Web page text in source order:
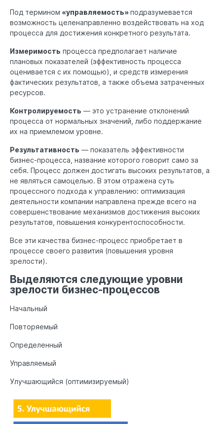
Под термином «управляемость»подразумевается
возможность целенаправленно воздействовать на ход
процесса для достижения конкретного результата.
Измеримость процесса предполагает наличие
плановых показателей (эффективность процесса
оценивается с их помощью), и средств измерения
фактических результатов, а также объема затраченных
ресурсов.
Контролируемость — это устранение отклонений
процесса от нормальных значений, либо поддержание
их на приемлемом уровне.
Результативность — показатель эффективности
бизнес-процесса, название которого говорит само за
себя. Процесс должен достигать высоких результатов, а
не являться самоцелью. В этом отражена суть
процессного подхода к управлению: оптимизация
деятельности компании направлена прежде всего на
совершенствование механизмов достижения высоких
результатов, повышения конкурентоспособности.
Все эти качества бизнес-процесс приобретает в
процессе своего развития (повышения уровня
зрелости).
Выделяются следующие уровни
зрелости бизнес-процессов
Начальный
Повторяемый
Определенный
Управляемый
Улучшающийся (оптимизируемый)